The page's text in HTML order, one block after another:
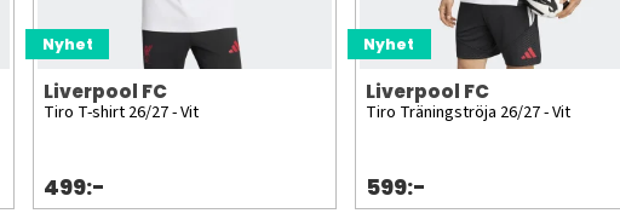
Nyhet
Liverpool FC
Tiro T-shirt 26/27 - Vit
499:-
Nyhet
Liverpool FC
Tiro Träningströja 26/27 - Vit
599:-